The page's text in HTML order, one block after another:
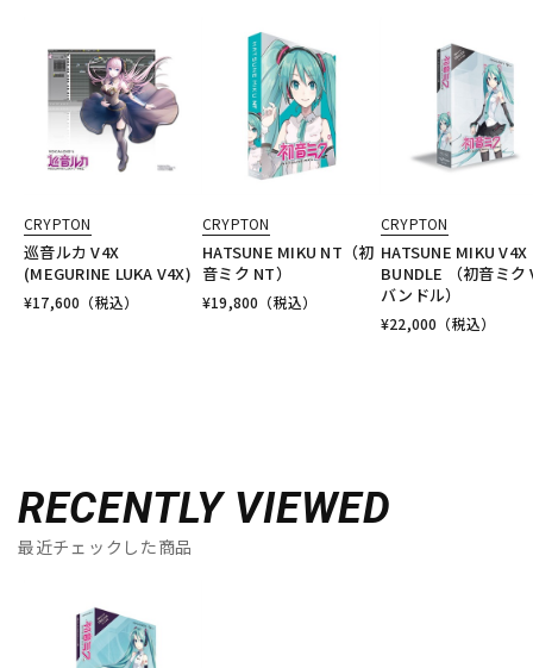
CRYPTON
巡音ルカ V4X
(MEGURINE LUKA V4X)
¥17,600 （税込）
CRYPTON
HATSUNE MIKU NT（初
音ミク NT）
¥19,800 （税込）
CRYPTON
HATSUNE MIKU V4X
BUNDLE （初音ミク
バンドル）
¥22,000 （税込）
RECENTLY VIEWED
最近チェックした商品